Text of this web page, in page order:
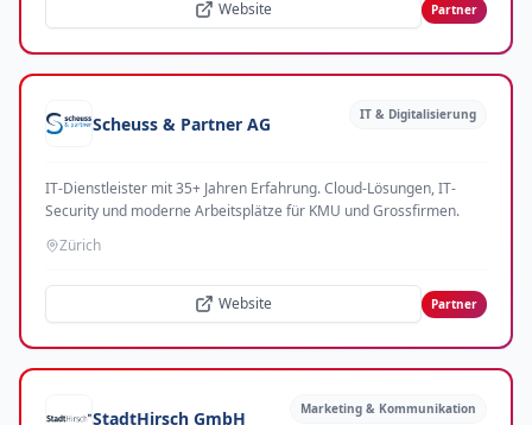
Website Partner
Scheuss & Partner AG IT & Digitalisierung
IT-Dienstleister mit 35+ Jahren Erfahrung. Cloud-Lösungen, IT-
Security und moderne Arbeitsplätze für KMU und Grossfirmen.
Zürich
Website Partner
StadtHirsch GmbH Marketing & Kommunikation